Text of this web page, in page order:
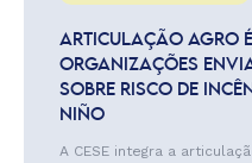
ARTICULAÇÃO AGRO
ORGANIZAÇÕES
SOBRE RISCO DE
NIÑO
A CESE integra a